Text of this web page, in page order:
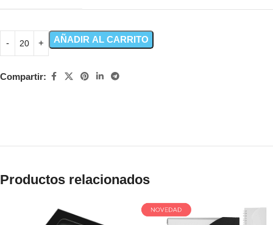
AÑADIR AL CARRITO
Compartir:
Productos relacionados